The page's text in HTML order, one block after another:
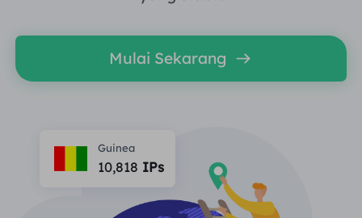
Agen pusat data statis
Proksi Perumahan Tanpa Batas
BERDASARKAN KASUS PENGGUNAAN
Riset Pasar
Perlindungan Merek
Pemantauan SEO
Sumber daya
Program Afiliasi
Pertanyaan Umum
Mulai Sekarang
Guinea
10,818 IPs